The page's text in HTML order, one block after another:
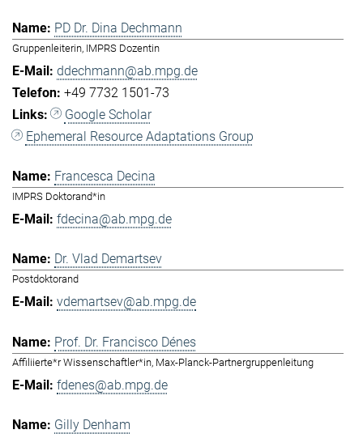
PD Dr. Dina Dechmann
Gruppenleiterin, IMPRS Dozentin
ddechmann@ab.mpg.de
+49 7732 1501-73
Google Scholar
Ephemeral Resource Adaptations Group
Francesca Decina
IMPRS Doktorand*in
fdecina@ab.mpg.de
Dr. Vlad Demartsev
Postdoktorand
vdemartsev@ab.mpg.de
Prof. Dr. Francisco Dénes
Affiliierte*r Wissenschaftler*in, Max-Planck-Partnergruppenleitung
fdenes@ab.mpg.de
Gilly Denham